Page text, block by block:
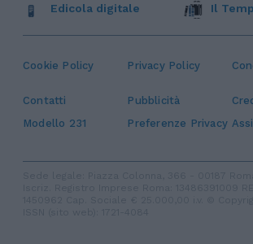
Cookie Policy Privacy Policy
Contatti Pubblicità
Modello 231
Preferenze Privacy
Edicola digitale Il